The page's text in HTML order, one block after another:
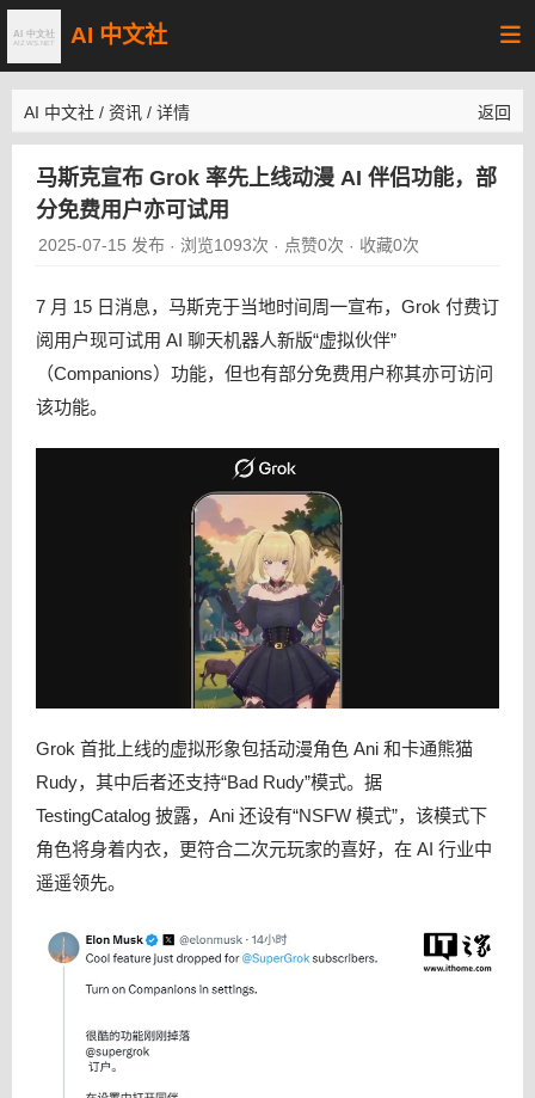
AI 中文社
AI 中文社 / 资讯 / 详情 返回
马斯克宣布 Grok 率先上线动漫 AI 伴侣功能，部
分免费用户亦可试用
2025-07-15 发布 · 浏览1093次 · 点赞0次 · 收藏0次
7 月 15 日消息，马斯克于当地时间周一宣布，Grok 付费订
阅用户现可试用 AI 聊天机器人新版“虚拟伙伴”
（Companions）功能，但也有部分免费用户称其亦可访问
该功能。
Grok 首批上线的虚拟形象包括动漫角色 Ani 和卡通熊猫
Rudy，其中后者还支持“Bad Rudy”模式。据
TestingCatalog 披露，Ani 还设有“NSFW 模式”，该模式下
角色将身着内衣，更符合二次元玩家的喜好，在 AI 行业中
遥遥领先。